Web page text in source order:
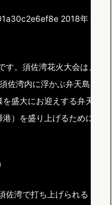
。須佐湾花火大会は、
佐湾内に浮かぶ弁天島で
盛大にお迎えする弁天
）を盛り上げるために
佐湾で打ち上げられる